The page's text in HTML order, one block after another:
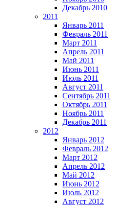
Декабрь 2010
2011
Январь 2011
Февраль 2011
Март 2011
Апрель 2011
Май 2011
Июнь 2011
Июль 2011
Август 2011
Сентябрь 2011
Октябрь 2011
Ноябрь 2011
Декабрь 2011
2012
Январь 2012
Февраль 2012
Март 2012
Апрель 2012
Май 2012
Июнь 2012
Июль 2012
Август 2012